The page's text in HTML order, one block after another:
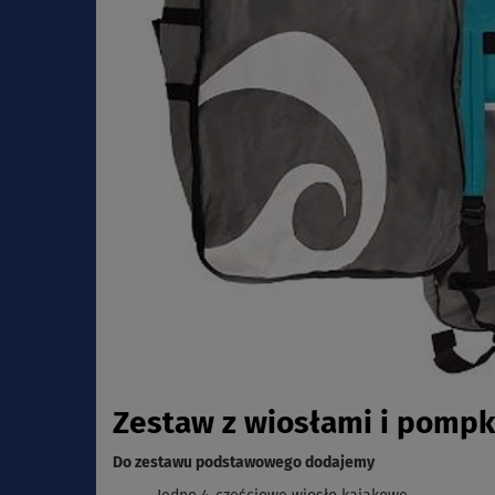
Zestaw z wiosłami i
Do zestawu podstawowego dodajemy